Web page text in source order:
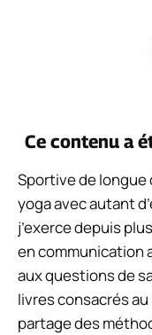
Ce contenu a
Sportive de
yoga avec autant
j’exerce depuis
en communication
aux questions de
livres consacrés
partage des